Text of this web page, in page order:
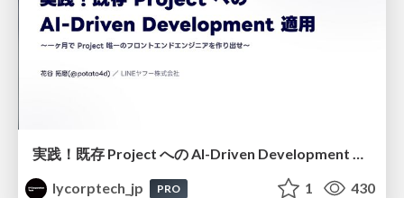
実践！既存 Project への AI-Driven Development 適用〜 一ヶ月で Project 唯一のフロントエンドエンジニアを作り出せ〜
lycorptech_jp
PRO 1 430